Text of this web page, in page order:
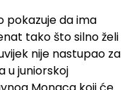
pokazuje da ima
tako što silno želi
nije nastupao za
u juniorskoj